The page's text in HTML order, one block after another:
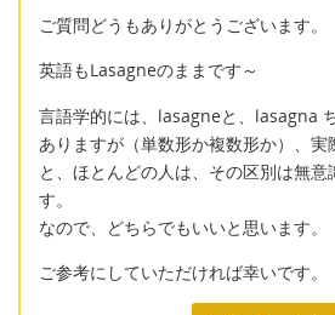
ご質問どうもありがとうございます。
英語もLasagneのままです～
言語学的には、lasagneと、lasagna
ありますが（単数形か複数形か）、実
と、ほとんどの人は、その区別は無意
す。
なので、どちらでもいいと思います。
ご参考にしていただければ幸いです。